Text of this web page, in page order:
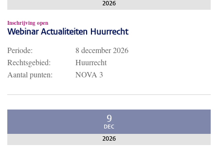
2026
Inschrijving open
Webinar Actualiteiten Huurrecht
Periode:
8 december 2026
Rechtsgebied:
Huurrecht
Aantal punten:
NOVA 3
9
DEC
2026